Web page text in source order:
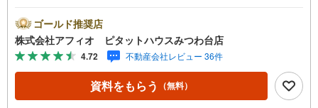
中‥即日ご案内大歓迎!!住み良い閑静な住宅地。姉崎小学校
まで徒歩14分・姉崎中学校まで徒歩15分とお子様の通学も
安心です！■開放感のある角地！陽当たり通風良好。■敷地
広々約56坪■リビングを見渡せるカウンターキッチン■家族
みんなでゆったりと過ごせるLDK17帖■キッチンがスッキリ
片付く大型パントリー■洗面室と脱衣所を分けて毎日の暮ら
ゴールド推奨店
株式会社アフィオ ピタットハウスみつわ台店
4.72 不動産会社レビュー 36件
資料をもらう （無料）